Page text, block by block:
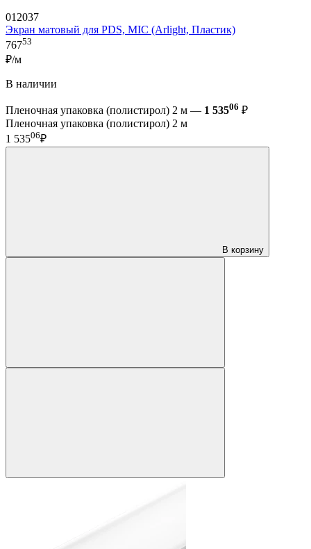
012037
Экран матовый для PDS, MIC (Arlight, Пластик)
76753
₽/м
В наличии
Пленочная упаковка (полистирол) 2 м — 1 53506 ₽
Пленочная упаковка (полистирол) 2 м
1 53506₽
В корзину